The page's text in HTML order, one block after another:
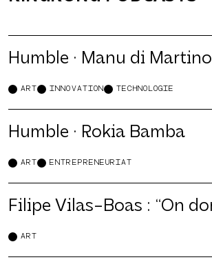
Humble · Manu di Martino
ART INNOVATION TECHNOLOGIE
Humble · Rokia Bamba
ART ENTREPRENEURIAT
ART